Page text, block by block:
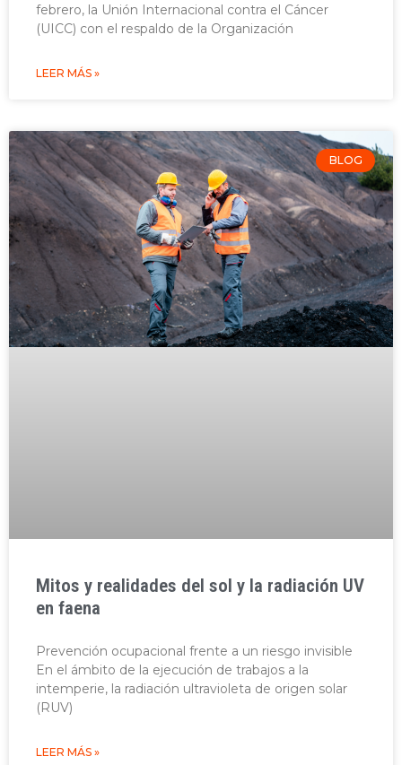
febrero, la Unión Internacional contra el Cáncer
(UICC) con el respaldo de la Organización
LEER MÁS »
BLOG
Mitos y realidades del sol y la radiación UV
en faena
Prevención ocupacional frente a un riesgo invisible
En el ámbito de la ejecución de trabajos a la
intemperie, la radiación ultravioleta de origen solar
(RUV)
LEER MÁS »